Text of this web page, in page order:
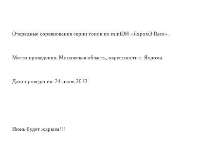
Очередные соревнования серии гонок по miniDH «ЯхромЭ Race».
Место проведения: Московская область, окрестности г. Яхрома.
Дата проведения: 24 июня 2012.
Июнь будет жарким!!!